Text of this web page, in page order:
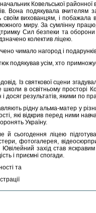
Ковельської районної
Вона подякувала
вихованцям, і побажала
миру. За сумлінну
Сил безпеки та
колектив ліцею.
чимало нагород і
подякував усім, хто
Із святкової сцени
в освітньому просторі
досяг результатів, якими по
рідну альма-матер у
які відкрив перед ними
Україну.
сьогодення ліцею
фотогалерея,
Ювілейний захід став
і приємні спогади.
та